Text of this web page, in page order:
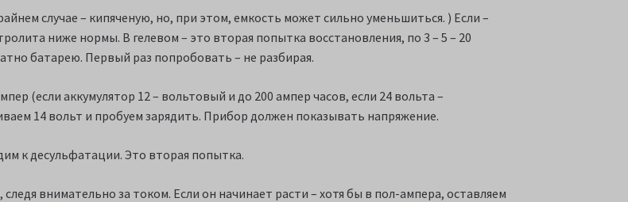
случае – кипяченую, но, при этом, емкость может сильно уменьшиться. ) Если –
ниже нормы. В гелевом – это вторая попытка восстановления, по 3 – 5 – 20
батарею. Первый раз попробовать – не разбирая.
(если аккумулятор 12 – вольтовый и до 200 ампер часов, если 24 вольта –
14 вольт и пробуем зарядить. Прибор должен показывать напряжение.
к десульфатации. Это вторая попытка.
внимательно за током. Если он начинает расти – хотя бы в пол-ампера, оставляем